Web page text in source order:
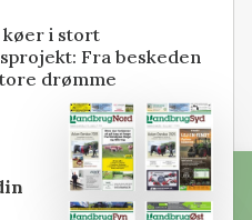
i stort
Fra beskeden
drømme